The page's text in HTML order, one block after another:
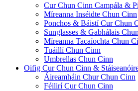
Cur Chun Cinn Campála &
Míreanna Inséidte Chun Cinn
Ponchos & Báistí Cur Chun
Sunglasses & Gabhálais
Míreanna Tacaíochta Chun
Tuáillí Chun Cinn
Umbrellas Chun Cinn
Oifig Cur Chun Cinn &
Áireamháin Chur Chun Cinn
Féilirí Cur Chun Cinn